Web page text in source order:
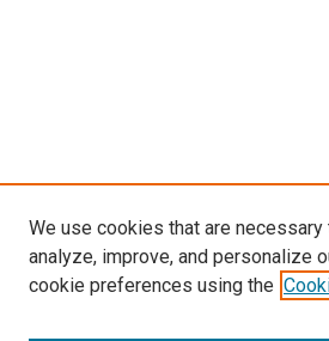
We use cookies that are
analyze, improve, and personalize
cookie preferences using the